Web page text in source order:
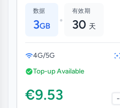
数据
3GB •
有效期
30 天
4G/5G
Top-up Available
€9.53 -